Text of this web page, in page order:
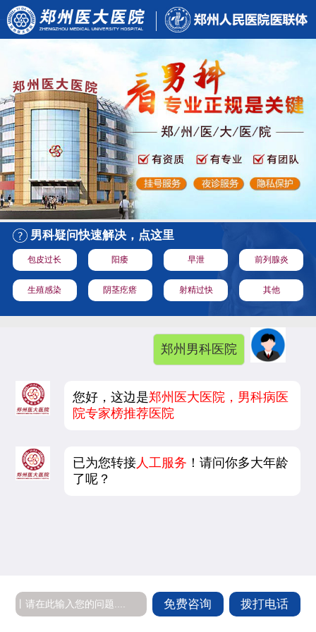
男科疑问快速解决，点这里
包皮过长 阳痿 早泄 前列腺炎
生殖感染 阴茎疙瘩 射精过快 其他
郑州男科医院
您好，这边是郑州医大医院，男科病医
院专家榜推荐医院
已为您转接 人工服务 ！请问你多大年龄
了呢？
免费咨询 拨打电话